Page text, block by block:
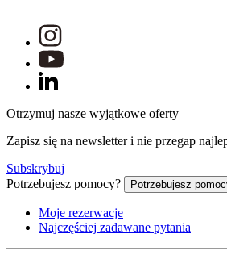
Otrzymuj nasze wyjątkowe oferty
Zapisz się na newsletter i nie przegap
Subskrybuj
Potrzebujesz pomocy?
Potrzebujesz
Moje rezerwacje
Najczęściej zadawane pytania